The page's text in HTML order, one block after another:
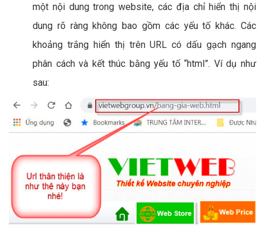
một nội dung trong website, các địa chỉ hiển thị nội
dung rõ ràng không bao gồm các yếu tố khác. Các
khoảng trắng hiển thị trên URL có dấu gạch ngang
phân cách và kết thúc bằng yếu tố “html”. Ví dụ như
sau: